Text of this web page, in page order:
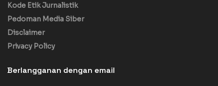
Kode Etik Jurnalistik
Pedoman Media Siber
Disclaimer
Privacy Policy
Berlangganan dengan email